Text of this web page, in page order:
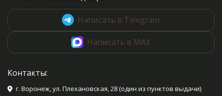
Написать в Telegram
Написать в MAX
Контакты:
г. Воронеж, ул. Плехановская, 28 (один из пунктов выдачи)